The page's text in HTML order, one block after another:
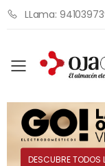
LLama:
Toggle
DESCUBRE TODOS